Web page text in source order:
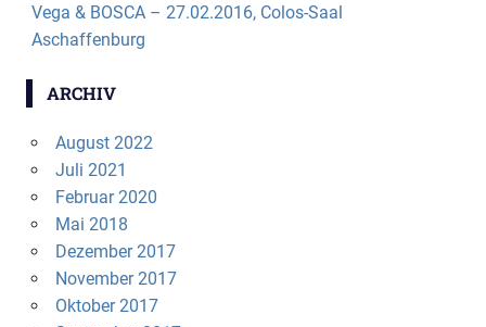
Vega & BOSCA – 27.02.2016, Colos-Saal
Aschaffenburg
ARCHIV
August 2022
Juli 2021
Februar 2020
Mai 2018
Dezember 2017
November 2017
Oktober 2017